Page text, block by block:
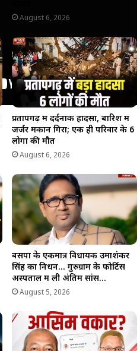
August 6, 2026
प्रतापगढ़ में दर्दनाक हादसा, बारिश में
जर्जर मकान गिरा; एक ही परिवार के 6
लोगों की मौत
August 6, 2026
बसपा के एकमात्र विधायक उमाशंकर
सिंह का निधन… गुरुग्राम के फोर्टिस
अस्पताल में ली अंतिम सांस…
August 5, 2026